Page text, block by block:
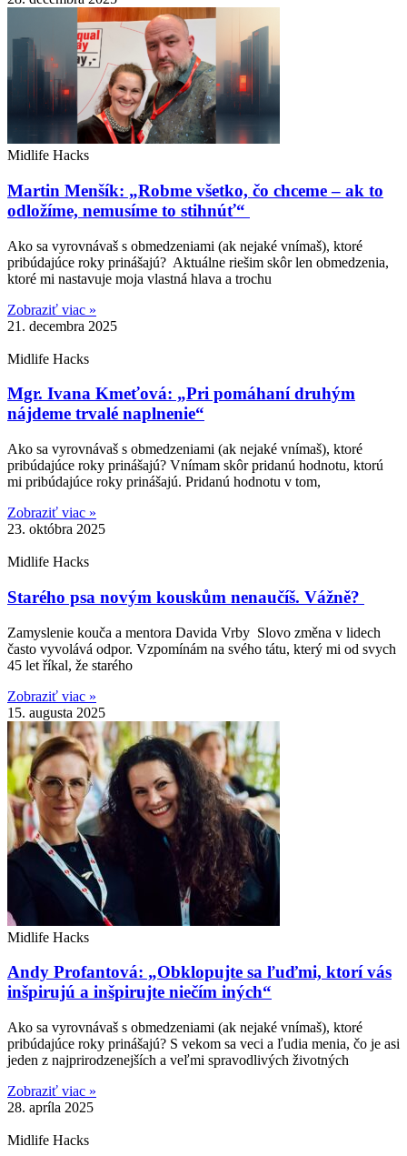
Midlife Hacks
Martin Menšík: „Robme všetko, čo chceme – ak to
odložíme, nemusíme to stihnúť“
Ako sa vyrovnávaš s obmedzeniami (ak nejaké vnímaš), ktoré
pribúdajúce roky prinášajú? Aktuálne riešim skôr len obmedzenia,
ktoré mi nastavuje moja vlastná hlava a trochu
Zobraziť viac »
21. decembra 2025
Midlife Hacks
Mgr. Ivana Kmeťová: „Pri pomáhaní druhým
nájdeme trvalé naplnenie“
Ako sa vyrovnávaš s obmedzeniami (ak nejaké vnímaš), ktoré
pribúdajúce roky prinášajú? Vnímam skôr pridanú hodnotu, ktorú
mi pribúdajúce roky prinášajú. Pridanú hodnotu v tom,
Zobraziť viac »
23. októbra 2025
Midlife Hacks
Starého psa novým kouskům nenaučíš. Vážně?
Zamyslenie kouča a mentora Davida Vrby Slovo změna v lidech
často vyvolává odpor. Vzpomínám na svého tátu, který mi od svych
45 let říkal, že starého
Zobraziť viac »
15. augusta 2025
Midlife Hacks
Andy Profantová: „Obklopujte sa ľuďmi, ktorí vás
inšpirujú a inšpirujte niečím iných“
Ako sa vyrovnávaš s obmedzeniami (ak nejaké vnímaš), ktoré
pribúdajúce roky prinášajú? S vekom sa veci a ľudia menia, čo je asi
jeden z najprirodzenejších a veľmi spravodlivých životných
Zobraziť viac »
28. apríla 2025
Midlife Hacks